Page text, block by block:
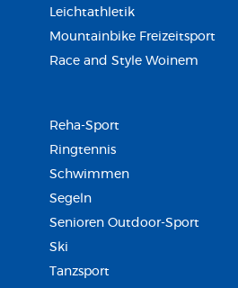
Leichtathletik
Mountainbike Freizeitsport
Race and Style Woinem
Reha-Sport
Ringtennis
Schwimmen
Segeln
Senioren Outdoor-Sport
Ski
Tanzsport